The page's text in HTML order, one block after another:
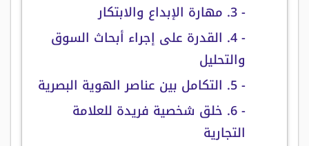
- 3. مهارة الإبداع والابتكار
- 4. القدرة على إجراء أبحاث السوق
والتحليل
- 5. التكامل بين عناصر الهوية البصرية
- 6. خلق شخصية فريدة للعلامة
التجارية